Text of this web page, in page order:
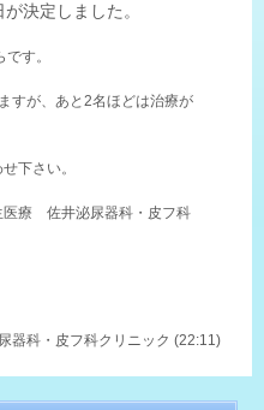
決定しました。
す。
すが、あと2名ほどは治療が
下さい。
療 佐井泌尿器科・皮フ科
器科・皮フ科クリニック (22:11)